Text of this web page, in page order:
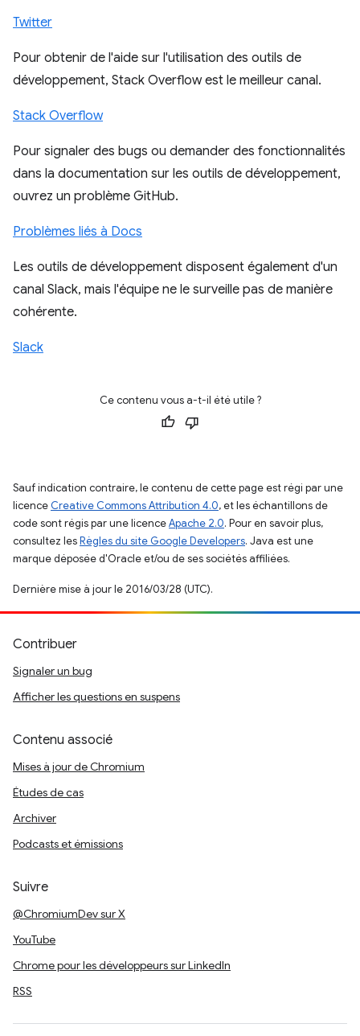
Twitter
Pour obtenir de l'aide sur l'utilisation des outils de
développement, Stack Overflow est le meilleur canal.
Stack Overflow
Pour signaler des bugs ou demander des fonctionnalités
dans la documentation sur les outils de développement,
ouvrez un problème GitHub.
Problèmes liés à Docs
Les outils de développement disposent également d'un
canal Slack, mais l'équipe ne le surveille pas de manière
cohérente.
Slack
Ce contenu vous a-t-il été utile ?
Sauf indication contraire, le contenu de cette page est régi par une
licence Creative Commons Attribution 4.0, et les échantillons de
code sont régis par une licenceApache 2.0. Pour en savoir plus,
consultez lesRègles du site Google Developers. Java est une
marque déposée d'Oracle et/ou de ses sociétés affiliées.
Dernière mise à jour le 2016/03/28 (UTC).
Contribuer
Signaler un bug
Afficher les questions en suspens
Contenu associé
Mises à jour de Chromium
Études de cas
Archiver
Podcasts et émissions
Suivre
@ChromiumDev sur X
YouTube
Chrome pour les développeurs sur LinkedIn
RSS